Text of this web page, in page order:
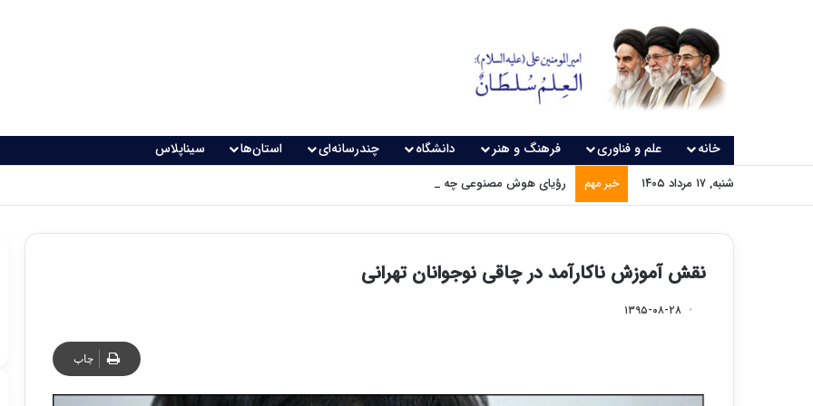
خانه علم و فناوری فرهنگ و هنر دانشگاه چندرسانه‌ای استان‌ها سیناپلاس
شنبه, ۱۷ مرداد ۱۴۰۵ خبر مهم رؤیای هوش مصنوعی چه زمانی واقعی می‌شود؟
نقش آموزش ناکارآمد در چاقی نوجوانان تهرانی
۱۳۹۵-۰۸-۲۸
چاپ